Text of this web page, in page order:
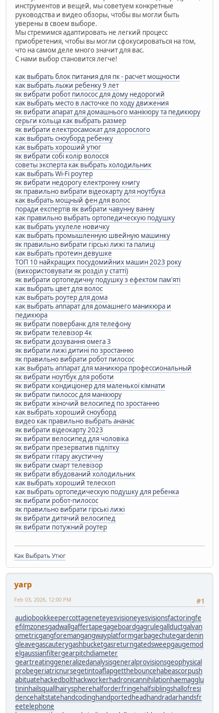
инструментов и вещей, мы советуем конкретные
руководства и видео обзоры, чтобы вы могли быть
уверены в своем выборе.
Мы стремимся адаптировать не легкий процесс
приобретения, чтобы вы могли сфокусироваться на том,
что на самом деле много значит для вас.
С нами выбор становится легче!
как выбрать блок питания для пк - расчет мощности
как выбрать лыжи ребенку 9 лет
як вибрати робот пилосос для дому недорогий
как выбрать место в ласточке по ходу движения
як вибрати апарат для домашнього манікюру та педикюру
серьги кольца как выбрать размер
як вибрати електросамокат для дорослого
как выбрать сноуборд ребенку
как выбрать хороший утюг
як вибрати собі колір волосся
советы эксперта как выбрать холодильник
как выбрать Wi-Fi роутер
як вибрати недорогу електронну книгу
як правильно вибрати відеокарту для ноутбука
как выбрать мощный фен для волос
поради експертів як вибрати чавунну ванну
как правильно выбрать ортопедическую подушку
как выбрать укулеле новичку
как выбрать промышленную швейную машинку
як правильно вибрати гірські лижі та палиці
как выбрать протеин девушке
ТОП 10 найкращих посудомийних машин 2023 року
(використовувати як розділ у статті)
як вибрати ортопедичну подушку з ефектом пам'яті
как выбрать цвет для волос
как выбрать роутер для дома
как выбрать аппарат для домашнего маникюра и
педикюра
як вибрати повербанк для телефону
як вибрати телевізор 4к
як вибрати дозування омега 3
як вибрати лижі дитині по зростанню
як правильно вибрати робот пилосос
как выбрать аппарат для маникюра профессиональный
як вибрати ноутбук для роботи
як вибрати кондиціонер для маленької кімнати
як вибрати пилосос для манікюру
як вибрати жіночий велосипед по зростанню
как выбрать хороший сноуборд
видео как правильно выбрать ананас
як вибрати відеокарту 2023
як вибрати велосипед для чоловіка
як вибрати презерватив підлітку
як вибрати гітару акустичну
як вибрати смарт телевізор
як вибрати вбудований холодильник
как выбрать хороший телескоп
как выбрать ортопедическую подушку для ребенка
як вибрати робот-пилосос
як правильно вибрати гірські лижі
як вибрати дитячий велосипед
як вибрати потужний роутер
Как Выбрать Утюг
yarp
#1
Feb 03, 2026, 12:00 PM
audiobookkeepercottageneteyesvisioneyesvisionsfactoringfe
efilmzonesgadwall gaffertapegageboardgagrulegallductgalvan
ometricgangforemangangwayplatformgarbagechutegardenin
gleavegascauterygashbucketgasreturngatedsweepgaugemod
el gaussianfiltergearpitchdiameter
geartreatinggeneralizedanalysisgeneralprovisionsgeophysical
probegeriatricnursegetintoaflapgetthebouncehabeascorpush
abituatehackedbolthackworkerhadronicannihilationhaemagglu
tininhailsquall hairyspherehalforderfringehalfsiblingshallofresi
dencehaltstatehandcodinghandportedhead handradarhandsfr
eetelephone